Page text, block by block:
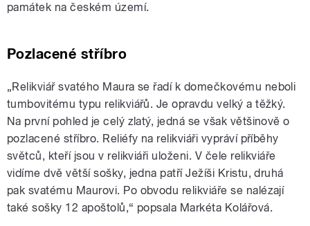
památek na českém území.
Pozlacené stříbro
„Relikviář svatého Maura se řadí k domečkovému neboli
tumbovitému typu relikviářů. Je opravdu velký a těžký.
Na první pohled je celý zlatý, jedná se však většinově o
pozlacené stříbro. Reliéfy na relikviáři vypráví příběhy
světců, kteří jsou v relikviáři uloženi. V čele relikviáře
vidíme dvě větší sošky, jedna patří Ježíši Kristu, druhá
pak svatému Maurovi. Po obvodu relikviáře se nalézají
také sošky 12 apoštolů,“ popsala Markéta Kolářová.